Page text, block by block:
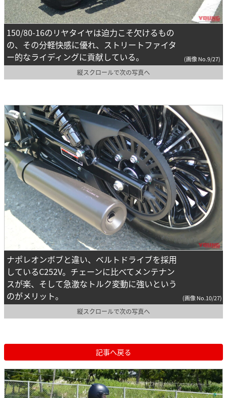
150/80-16のリヤタイヤは迫力こそ欠けるもの
の、その分軽快感に優れ、ストリートファイタ
ー的なライディングに貢献している。
(画像 No.9/27)
縦スクロールで次の写真へ
ナポレオンボブと違い、ベルトドライブを採用
しているC252V。チェーンに比べてメンテナン
スが楽、そして急激なトルク変動に強いという
のがメリット。
(画像 No.10/27)
縦スクロールで次の写真へ
記事へ戻る